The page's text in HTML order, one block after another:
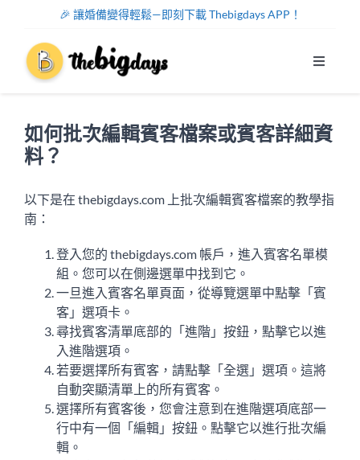
content
🎉 讓婚備變得輕鬆—即刻下載 Thebigdays APP！
Toggle
幫助中心
關於我們
註冊/登入
中文
如何批次編輯賓客檔案或賓客詳細資
料？
以下是在 thebigdays.com 上批次編輯賓客檔案的教學指
南：
登入您的 thebigdays.com 帳戶，進入賓客名單模
組。您可以在側邊選單中找到它。
一旦進入賓客名單頁面，從導覽選單中點擊「賓
客」選項卡。
尋找賓客清單底部的「進階」按鈕，點擊它以進
入進階選項。
若要選擇所有賓客，請點擊「全選」選項。這將
自動突顯清單上的所有賓客。
選擇所有賓客後，您會注意到在進階選項底部一
行中有一個「編輯」按鈕。點擊它以進行批次編
輯。